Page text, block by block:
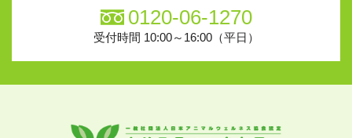
0120-06-1270
受付時間 10:00～16:00（平日）